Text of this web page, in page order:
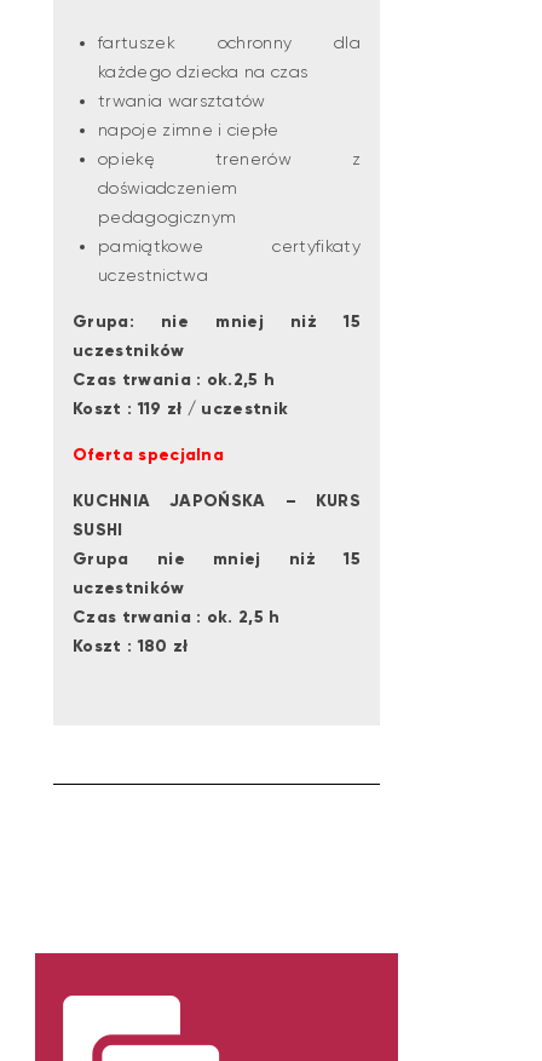
fartuszek ochronny dla
każdego dziecka na czas
trwania warsztatów
napoje zimne i ciepłe
opiekę trenerów z
doświadczeniem
pedagogicznym
pamiątkowe certyfikaty
uczestnictwa
Grupa: nie mniej niż 15
uczestników
Czas trwania : ok.2,5 h
Koszt : 119 zł / uczestnik
Oferta specjalna
KUCHNIA JAPOŃSKA – KURS
SUSHI
Grupa nie mniej niż 15
uczestników
Czas trwania : ok. 2,5 h
Koszt : 180 zł